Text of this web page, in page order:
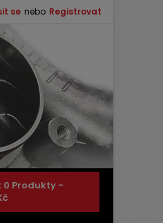
se nebo Registrovat
0 Produkty -